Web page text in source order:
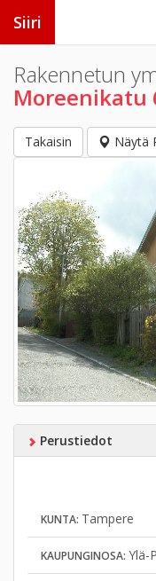
Siiri
Rakennetun
Moreenikatu
Takaisin Näytä
Perustiedot
KUNTA: Tampere
KAUPUNGINOSA: Ylä-